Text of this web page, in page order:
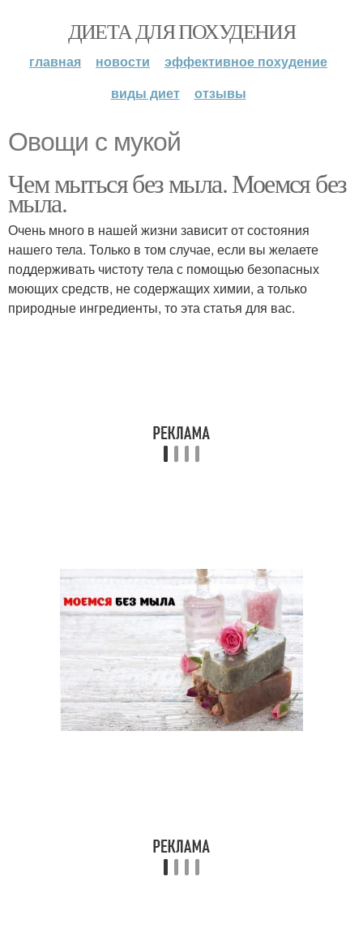
ДИЕТА ДЛЯ ПОХУДЕНИЯ
главная новости
эффективное похудение
виды диет
отзывы
Овощи с мукой
Чем мыться без мыла. Моемся без
мыла.
Очень много в нашей жизни зависит от состояния
нашего тела. Только в том случае, если вы желаете
поддерживать чистоту тела с помощью безопасных
моющих средств, не содержащих химии, а только
природные ингредиенты, то эта статья для вас.